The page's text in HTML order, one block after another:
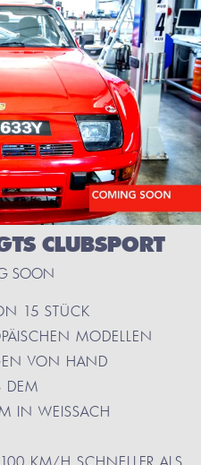
CLUBSPORT
SOON
15 STÜCK
MODELLEN
VON HAND
DEM
IN WEISSACH
KM/H SCHNELLER ALS